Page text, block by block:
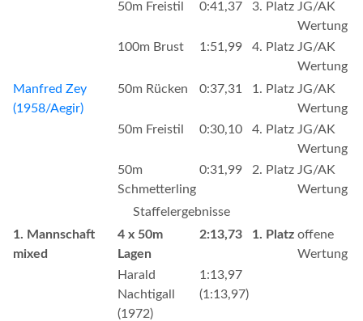
50m Freistil 0:41,37 3. Platz JG/AK
Wertung
100m Brust
1:51,99 4. Platz JG/AK
Wertung
Manfred Zey
(1958/Aegir)
50m Rücken 0:37,31 1. Platz JG/AK
Wertung
50m Freistil
0:30,10 4. Platz JG/AK
Wertung
50m
Schmetterling
0:31,99 2. Platz JG/AK
Wertung
Staffelergebnisse
1. Mannschaft
mixed
4 x 50m
Lagen
2:13,73 1. Platz offene
Wertung
Harald
Nachtigall
(1972)
1:13,97
(1:13,97)